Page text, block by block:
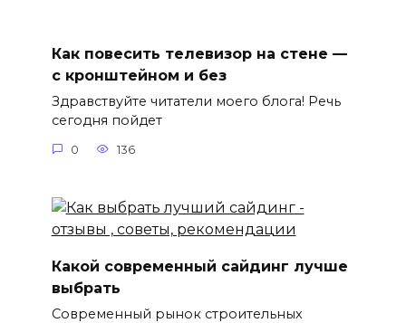
Как повесить телевизор на стене —
с кронштейном и без
Здравствуйте читатели моего блога! Речь
сегодня пойдет
0 136
Какой современный сайдинг лучше
выбрать
Современный рынок строительных